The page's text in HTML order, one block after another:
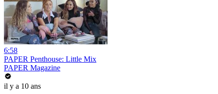
6:58
PAPER Penthouse: Little Mix
PAPER Magazine
il y a 10 ans